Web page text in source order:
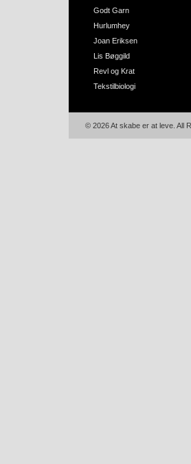
Godt Garn
Hurlumhey
Joan Eriksen
Lis Bøggild
Revl og Krat
Tekstilbiologi
© 2026 At skabe er at leve. All